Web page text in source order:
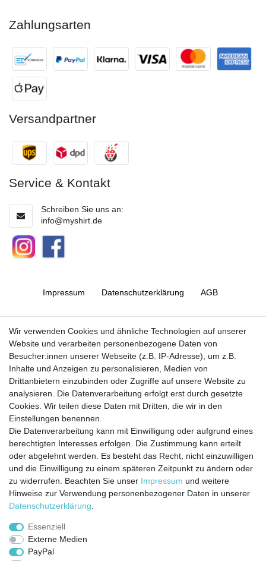
Zahlungsarten
Versandpartner
Service & Kontakt
Schreiben Sie uns an:
info@myshirt.de
Impressum Daten­schutz­erklärung AGB
Barrierefreiheitserklärung Widerrufs­recht
Vertrag widerrufen Kontakt
Jetzt anmelden und auf dem Laufenden
bleiben!
Sie wollen keine Neuigkeiten verpassen?
Dann melden Sie sich noch heute zu unserem Newsletter an:
VORNAME
E-MAIL **
Newsletter
Honig
Wir verwenden Cookies und ähnliche Technologien auf unserer
Website und verarbeiten personenbezogene Daten von
Besucher:innen unserer Webseite (z.B. IP-Adresse), um z.B.
Inhalte und Anzeigen zu personalisieren, Medien von
Drittanbietern einzubinden oder Zugriffe auf unsere Website zu
analysieren. Die Datenverarbeitung erfolgt erst durch gesetzte
Cookies. Wir teilen diese Daten mit Dritten, die wir in den
Einstellungen benennen.
Die Datenverarbeitung kann mit Einwilligung oder aufgrund eines
berechtigten Interesses erfolgen. Die Zustimmung kann erteilt
oder abgelehnt werden. Es besteht das Recht, nicht einzuwilligen
und die Einwilligung zu einem späteren Zeitpunkt zu ändern oder
zu widerrufen. Beachten Sie unser Impressum und weitere
Hinweise zur Verwendung personenbezogener Daten in unserer
Daten­schutz­erklärung
Essenziell
Externe Medien
PayPal